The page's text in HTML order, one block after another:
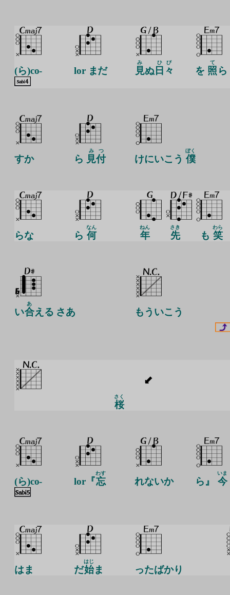
(ら)co- lor まだ 見
み
ぬ 日々
ひび
を 照
て
ら
すか ら 見
み
付
つ
けにいこう 僕
ぼく
らな ら 何
なん
年
ねん
先
さき
も 笑
わら
い合
あ
える さあ もういこう
桜
さく
(ら)co- lor『忘
わす
れないか ら』 今
いま
はま だ始
はじ
ま ったばかり